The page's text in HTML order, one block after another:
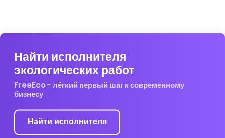
Найти исполнителя
экологических работ
FreeEco - лёгкий первый шаг к современному
бизнесу
Найти исполнителя